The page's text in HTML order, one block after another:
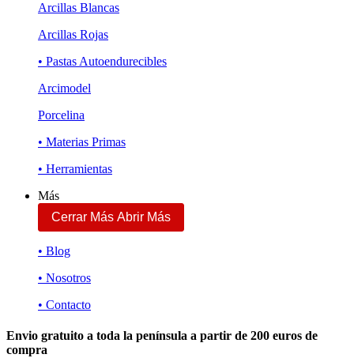
Arcillas Blancas
Arcillas Rojas
• Pastas Autoendurecibles
Arcimodel
Porcelina
• Materias Primas
• Herramientas
Más
Cerrar Más Abrir Más
• Blog
• Nosotros
• Contacto
Envio gratuito a toda la península a partir de 200 euros de
compra